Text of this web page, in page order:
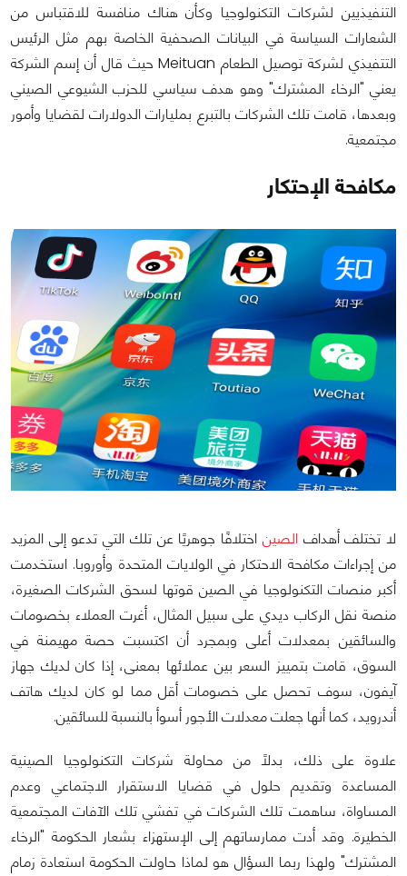
التنفيذيين لشركات التكنولوجيا وكأن هناك منافسة للاقتباس من
الشعارات السياسة في البيانات الصحفية الخاصة بهم مثل الرئيس
التتفيذي لشركة توصيل الطعام Meituan حيث قال أن إسم الشركة
يعني "الرخاء المشترك" وهو هدف سياسي للحزب الشيوعي الصيني
وبعدها، قامت تلك الشركات بالتبرع بمليارات الدولارات لقضايا وأمور
مجتمعية.
مكافحة الإحتكار
لا تختلف أهدافالصين اختلافًا جوهريًا عن تلك التي تدعو إلى المزيد
من إجراءات مكافحة الاحتكار في الولايات المتحدة وأوروبا. استخدمت
أكبر منصات التكنولوجيا في الصين قوتها لسحق الشركات الصغيرة،
منصة نقل الركاب ديدي على سبيل المثال، أغرت العملاء بخصومات
والسائقين بمعدلات أعلى وبمجرد أن اكتسبت حصة مهيمنة في
السوق، قامت بتمييز السعر بين عملائها بمعنى، إذا كان لديك جهاز
آيفون، سوف تحصل على خصومات أقل مما لو كان لديك هاتف
أندرويد، كما أنها جعلت معدلات الأجور أسوأ بالنسبة للسائقين.
علاوة على ذلك، بدلاً من محاولة شركات التكنولوجيا الصينية
المساعدة وتقديم حلول في قضايا الاستقرار الاجتماعي وعدم
المساواة، ساهمت تلك الشركات في تفشي تلك الآفات المجتمعية
الخطيرة. وقد أدت ممارساتهم إلى الإستهزاء بشعار الحكومة "الرخاء
المشترك" ولهذا ربما السؤال هو لماذا حاولت الحكومة استعادة زمام